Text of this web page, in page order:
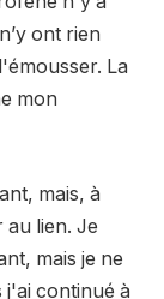
ont rien
La
mon
mais, à
au lien. Je
mais je ne
j'ai continué à